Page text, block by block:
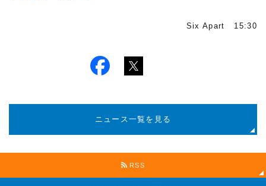
Six Apart 15:30
ニュース一覧を見る
RSS